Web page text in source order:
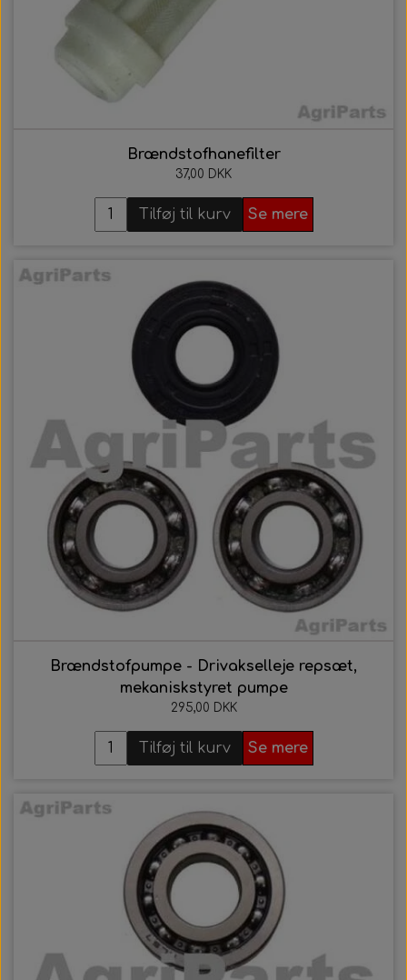
Brændstofhanefilter
37,00 DKK
Tilføj til kurv Se mere
Brændstofpumpe - Drivakselleje repsæt,
mekaniskstyret pumpe
295,00 DKK
Tilføj til kurv Se mere